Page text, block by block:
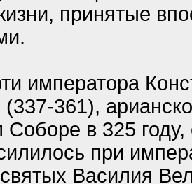
принятые
императора
(337-361),
в 325
при
Василия